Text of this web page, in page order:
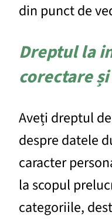
din punct de
Dreptul la
corectare
Aveți dreptul
despre datele
caracter
la scopul
categoriile,